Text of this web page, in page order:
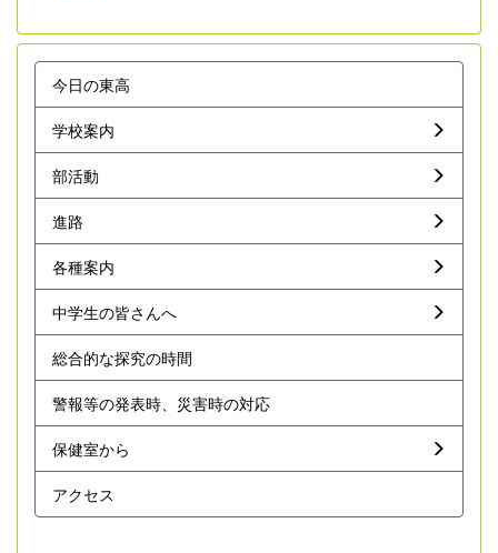
今日の東高
学校案内
部活動
進路
各種案内
中学生の皆さんへ
総合的な探究の時間
警報等の発表時、災害時の対応
保健室から
アクセス